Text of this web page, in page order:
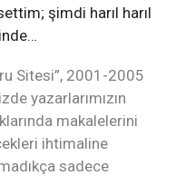
şimdi harıl harıl
Sitesi”, 2001-2005
yazarlarımızın
makalelerini
ihtimaline
sadece